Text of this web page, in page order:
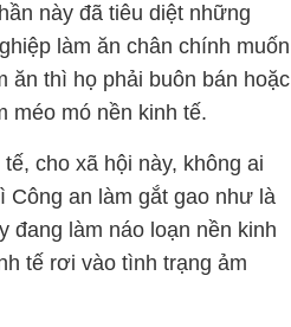
này đã tiêu diệt những
làm ăn chân chính muốn
ăn thì họ phải buôn bán hoặc
méo mó nền kinh tế.
cho xã hội này, không ai
Công an làm gắt gao như là
đang làm náo loạn nền kinh
tế rơi vào tình trạng ảm